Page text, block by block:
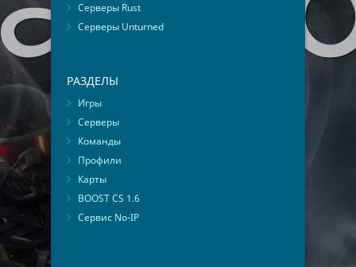
Серверы Rust
Серверы Unturned
РАЗДЕЛЫ
Игры
Серверы
Команды
Профили
Карты
BOOST CS 1.6
Сервис No-IP